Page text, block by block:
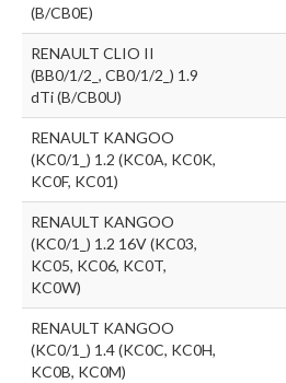
(B/CB0E)
RENAULT CLIO II
(BB0/1/2_, CB0/1/2_) 1.9
dTi (B/CB0U)
RENAULT KANGOO
(KC0/1_) 1.2 (KC0A, KC0K,
KC0F, KC01)
RENAULT KANGOO
(KC0/1_) 1.2 16V (KC03,
KC05, KC06, KC0T,
KC0W)
RENAULT KANGOO
(KC0/1_) 1.4 (KC0C, KC0H,
KC0B, KC0M)